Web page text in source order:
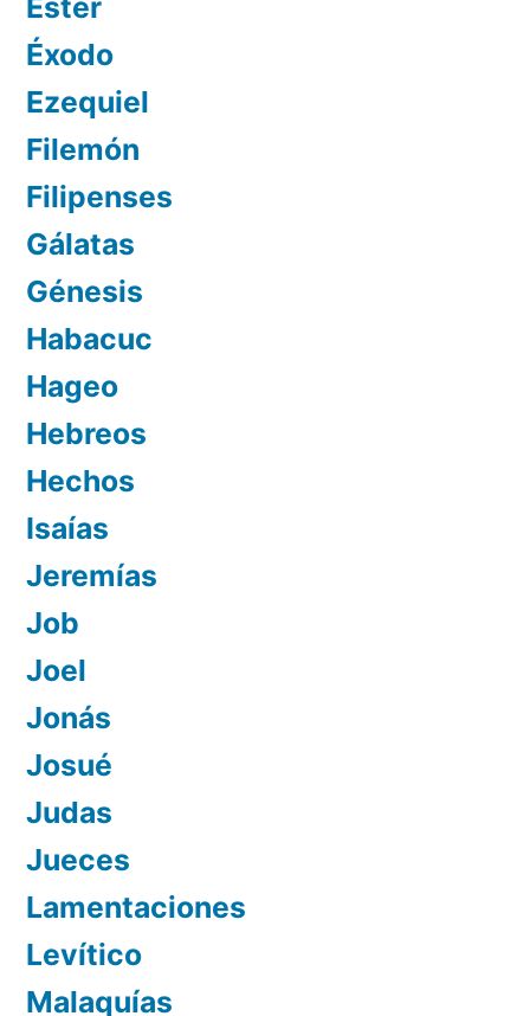
Éxodo
Ezequiel
Filemón
Filipenses
Gálatas
Génesis
Habacuc
Hageo
Hebreos
Hechos
Isaías
Jeremías
Job
Joel
Jonás
Josué
Judas
Jueces
Lamentaciones
Levítico
Malaquías